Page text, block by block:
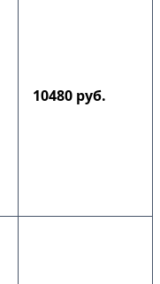
10480 руб.